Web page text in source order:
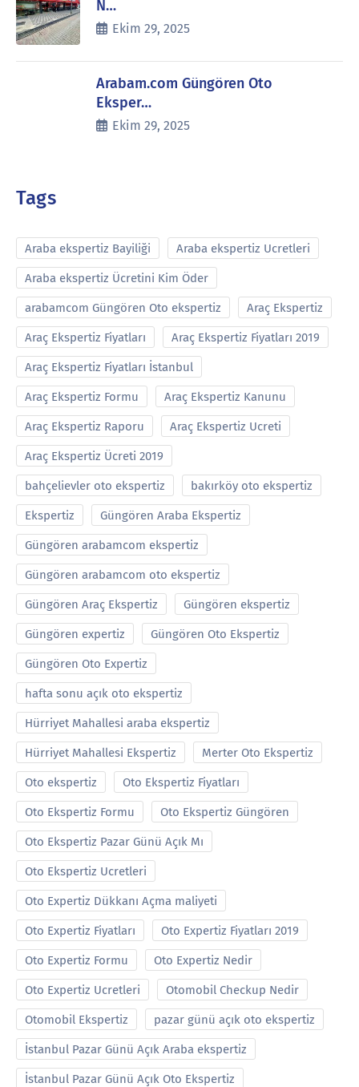
N…
Ekim 29, 2025
Arabam.com Güngören Oto
Eksper…
Ekim 29, 2025
Tags
Araba ekspertiz Bayiliği Araba ekspertiz Ucretleri
Araba ekspertiz Ücretini Kim Öder
arabamcom Güngören Oto ekspertiz Araç Ekspertiz
Araç Ekspertiz Fiyatları Araç Ekspertiz Fiyatları 2019
Araç Ekspertiz Fiyatları İstanbul
Araç Ekspertiz Formu Araç Ekspertiz Kanunu
Araç Ekspertiz Raporu Araç Ekspertiz Ucreti
Araç Ekspertiz Ücreti 2019
bahçelievler oto ekspertiz bakırköy oto ekspertiz
Ekspertiz Güngören Araba Ekspertiz
Güngören arabamcom ekspertiz
Güngören arabamcom oto ekspertiz
Güngören Araç Ekspertiz Güngören ekspertiz
Güngören expertiz Güngören Oto Ekspertiz
Güngören Oto Expertiz
hafta sonu açık oto ekspertiz
Hürriyet Mahallesi araba ekspertiz
Hürriyet Mahallesi Ekspertiz Merter Oto Ekspertiz
Oto ekspertiz Oto Ekspertiz Fiyatları
Oto Ekspertiz Formu Oto Ekspertiz Güngören
Oto Ekspertiz Pazar Günü Açık Mı
Oto Ekspertiz Ucretleri
Oto Expertiz Dükkanı Açma maliyeti
Oto Expertiz Fiyatları Oto Expertiz Fiyatları 2019
Oto Expertiz Formu Oto Expertiz Nedir
Oto Expertiz Ucretleri Otomobil Checkup Nedir
Otomobil Ekspertiz pazar günü açık oto ekspertiz
İstanbul Pazar Günü Açık Araba ekspertiz
İstanbul Pazar Günü Açık Oto Ekspertiz